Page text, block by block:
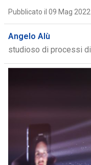
Pubblicato il 09 Mag 2022
Angelo Alù
studioso di processi